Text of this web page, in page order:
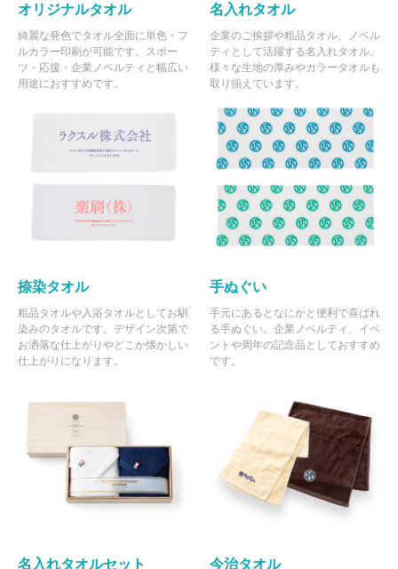
オリジナルタオル
綺麗な発色でタオル全面に単色・フ
ルカラー印刷が可能です。スポー
ツ・応援・企業ノベルティと幅広い
用途におすすめです。
名入れタオル
企業のご挨拶や粗品タオル、ノベル
ティとして活躍する名入れタオル。
様々な生地の厚みやカラータオルも
取り揃えています。
捺染タオル
粗品タオルや入浴タオルとしてお馴
染みのタオルです。デザイン次第で
お洒落な仕上がりやどこか懐かしい
仕上がりになります。
手ぬぐい
手元にあるとなにかと便利で喜ばれ
る手ぬぐい。企業ノベルティ、イベ
ントや周年の記念品としておすすめ
です。
名入れタオルセット 今治タオル